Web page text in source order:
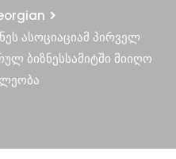
ასოციაციამ პირველ
ბიზნესსამიტში მიიღო